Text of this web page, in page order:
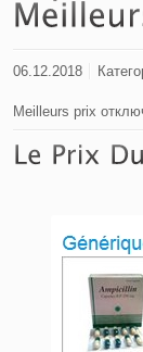
06.12.2018
Meilleurs prix